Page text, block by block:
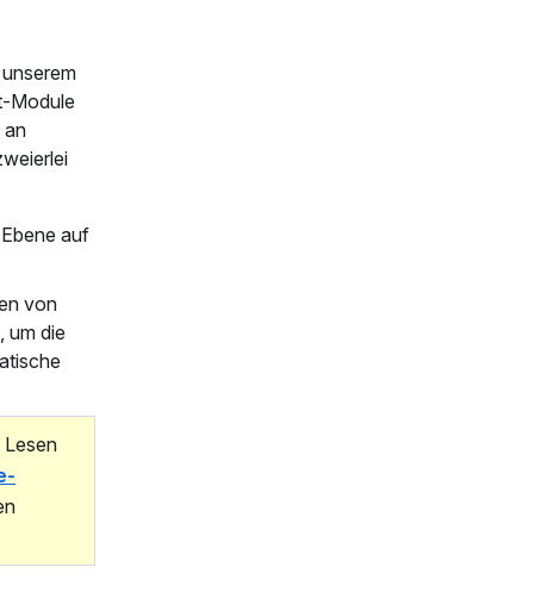
Module
an
auf
von
um die